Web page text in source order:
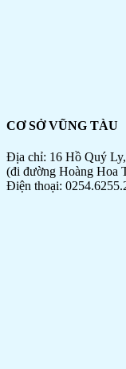
CƠ SỞ VŨNG TÀU
Địa chỉ: 16 Hồ Quý
(đi đường Hoàng Hoa
Điện thoại: